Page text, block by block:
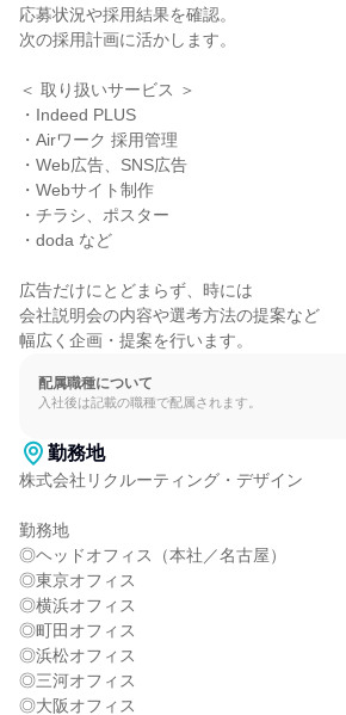
応募状況や採用結果を確認。
次の採用計画に活かします。
＜ 取り扱いサービス ＞
・Indeed PLUS
・Airワーク 採用管理
・Web広告、SNS広告
・Webサイト制作
・チラシ、ポスター
・doda など
広告だけにとどまらず、時には
会社説明会の内容や選考方法の提案など
幅広く企画・提案を行います。
配属職種について
入社後は記載の職種で配属されます。
勤務地
株式会社リクルーティング・デザイン
勤務地
◎ヘッドオフィス（本社／名古屋）
◎東京オフィス
◎横浜オフィス
◎町田オフィス
◎浜松オフィス
◎三河オフィス
◎大阪オフィス